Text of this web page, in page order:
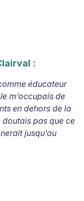
:
éducateur
m’occupais de
en dehors de la
doutais pas que ce
jusqu’au